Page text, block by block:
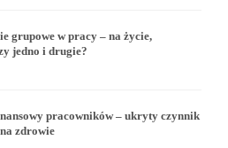
grupowe w pracy – na życie,
jedno i drugie?
pracowników – ukryty czynnik
zdrowie